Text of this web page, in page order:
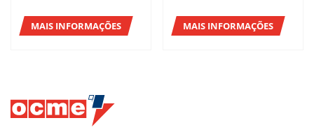
MAIS INFORMAÇÕES MAIS INFORMAÇÕES